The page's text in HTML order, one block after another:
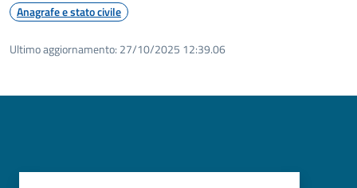
Anagrafe e stato civile
Ultimo aggiornamento: 27/10/2025 12:39.06